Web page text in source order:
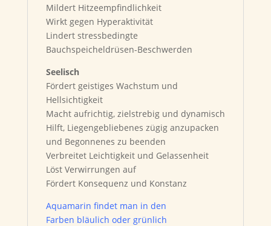
Mildert Hitzeempfindlichkeit
Wirkt gegen Hyperaktivität
Lindert stressbedingte
Bauchspeicheldrüsen-Beschwerden
Seelisch
Fördert geistiges Wachstum und
Hellsichtigkeit
Macht aufrichtig, zielstrebig und dynamisch
Hilft, Liegengebliebenes zügig anzupacken
und Begonnenes zu beenden
Verbreitet Leichtigkeit und Gelassenheit
Löst Verwirrungen auf
Fördert Konsequenz und Konstanz
Aquamarin findet man in den
Farben bläulich oder grünlich